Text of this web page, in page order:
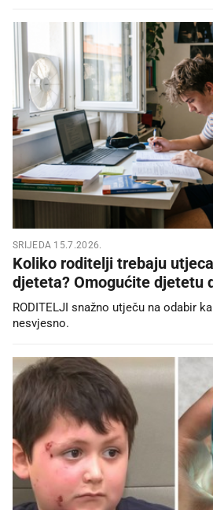
SRIJEDA 15.7.2026.
Koliko roditelji trebaju
djeteta? Omogućite djetetu
RODITELJI snažno utječu na odabir
nesvjesno.